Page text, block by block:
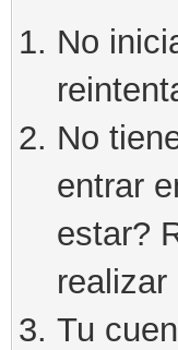
No
No
entrar
estar?
realizar
Tu